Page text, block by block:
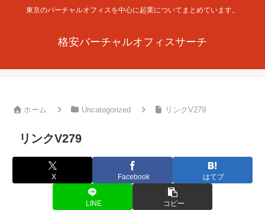
東京のバーチャルオフィスを中心に起業についてまとめています。
格安バーチャルオフィスサーチ
ホーム Uncategorized リンクV279
リンクV279
X Facebook はてブ
LINE コピー